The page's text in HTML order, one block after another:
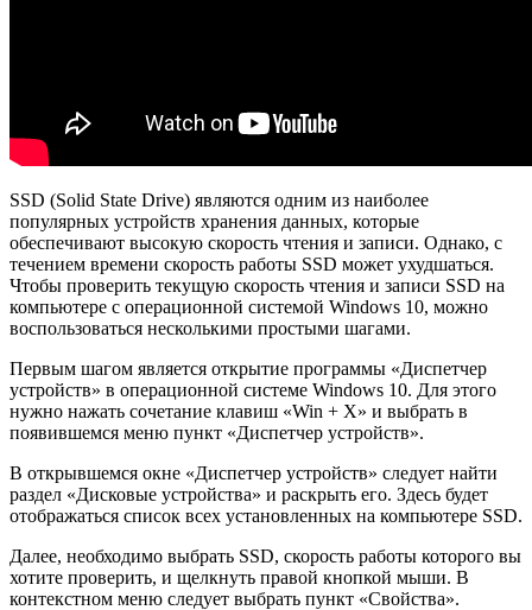
SSD (Solid State Drive) являются одним из наиболее
популярных устройств хранения данных, которые
обеспечивают высокую скорость чтения и записи. Однако, с
течением времени скорость работы SSD может ухудшаться.
Чтобы проверить текущую скорость чтения и записи SSD на
компьютере с операционной системой Windows 10, можно
воспользоваться несколькими простыми шагами.
Первым шагом является открытие программы «Диспетчер
устройств» в операционной системе Windows 10. Для этого
нужно нажать сочетание клавиш «Win + X» и выбрать в
появившемся меню пункт «Диспетчер устройств».
В открывшемся окне «Диспетчер устройств» следует найти
раздел «Дисковые устройства» и раскрыть его. Здесь будет
отображаться список всех установленных на компьютере SSD.
Далее, необходимо выбрать SSD, скорость работы которого вы
хотите проверить, и щелкнуть правой кнопкой мыши. В
контекстном меню следует выбрать пункт «Свойства».